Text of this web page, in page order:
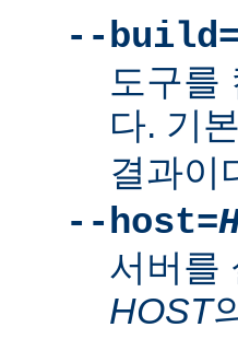
--build=
도구를
다. 기
결과이
--host=
서버를
HOST